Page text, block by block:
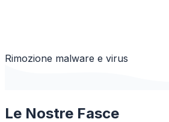
Rimozione malware e virus
Le Nostre Fasce